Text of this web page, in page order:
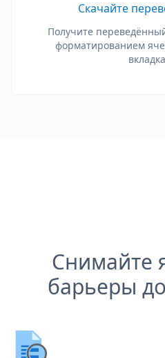
Скачайте
Получите
форматированием
Снимайте
барьеры